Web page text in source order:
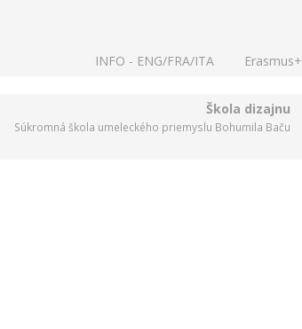
INFO - ENG/FRA/ITA Erasmus+
Škola dizajnu
Súkromná škola umeleckého priemyslu Bohumila Baču